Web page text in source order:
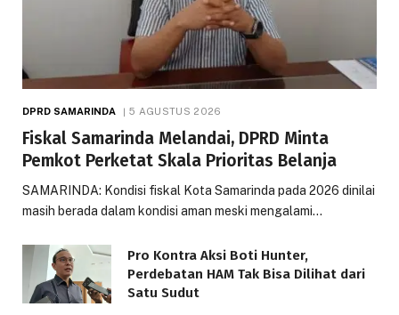
DPRD SAMARINDA 5 AGUSTUS 2026
Fiskal Samarinda Melandai, DPRD Minta
Pemkot Perketat Skala Prioritas Belanja
SAMARINDA: Kondisi fiskal Kota Samarinda pada 2026 dinilai
masih berada dalam kondisi aman meski mengalami…
Pro Kontra Aksi Boti Hunter,
Perdebatan HAM Tak Bisa Dilihat dari
Satu Sudut